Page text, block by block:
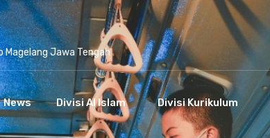
Magelang Jawa Tengah
News Divisi Al Islam Divisi Kurikulum